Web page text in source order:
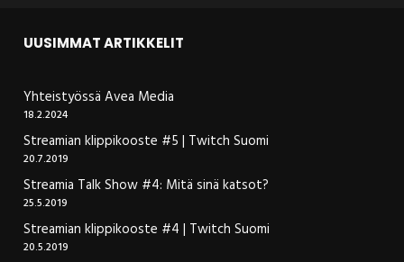
UUSIMMAT ARTIKKELIT
Yhteistyössä Avea Media
18.2.2024
Streamian klippikooste #5 | Twitch Suomi
20.7.2019
Streamia Talk Show #4: Mitä sinä katsot?
25.5.2019
Streamian klippikooste #4 | Twitch Suomi
20.5.2019